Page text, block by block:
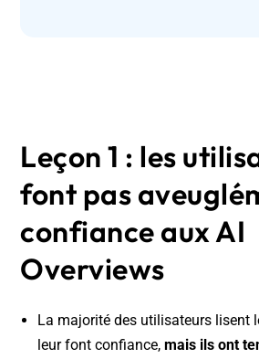
Leçon 1 : les
font pas
confiance aux AI
Overviews
La majorité des utilisateurs lisent
leur font confiance, mais ils ont